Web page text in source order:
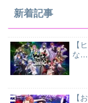
新着記事
【
な
【